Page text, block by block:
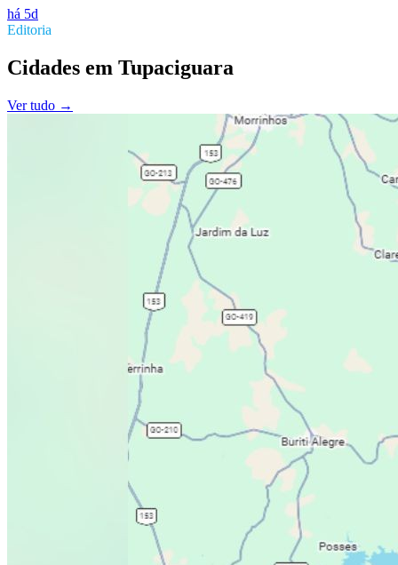
há 5d
Editoria
Cidades em Tupaciguara
Ver tudo →